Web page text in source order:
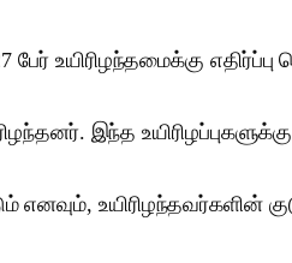
எதிர்ப்பு
இந்த
உயிரிழந்தவர்களின்